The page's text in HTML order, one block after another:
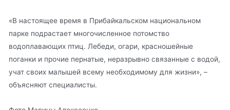
«В настоящее время в Прибайкальском национальном
парке подрастает многочисленное потомство
водоплавающих птиц. Лебеди, огари, красношейные
поганки и прочие пернатые, неразрывно связанные с водой,
учат своих малышей всему необходимому для жизни», –
объясняют специалисты.